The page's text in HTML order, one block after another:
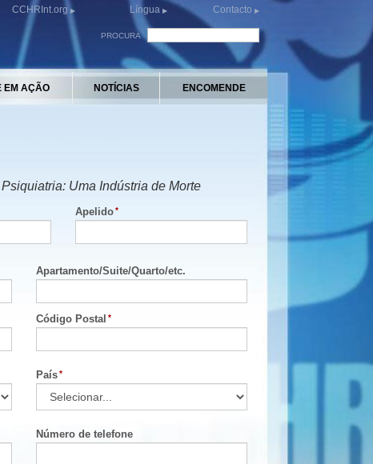
CCHRInt.org Língua Contacto
PROCURA
EM AÇÃO NOTÍCIAS ENCOMENDE
Psiquiatria: Uma Indústria de Morte
Apelido
Apartamento/Suite/Quarto/etc.
Código Postal
País
Número de telefone